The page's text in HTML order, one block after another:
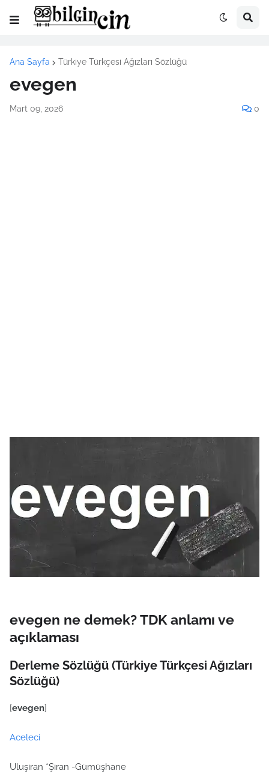
Ana Sayfa Türkiye Türkçesi Ağızları Sözlüğü
evegen
Mart 09, 2026 0
evegen ne demek? TDK anlamı ve
açıklaması
Derleme Sözlüğü (Türkiye Türkçesi Ağızları
Sözlüğü)
[evegen]
Aceleci
Uluşiran *Şiran -Gümüşhane